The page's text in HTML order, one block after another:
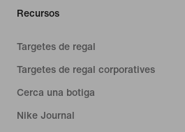
Recursos
Targetes de regal
Targetes de regal corporatives
Cerca una botiga
Nike Journal